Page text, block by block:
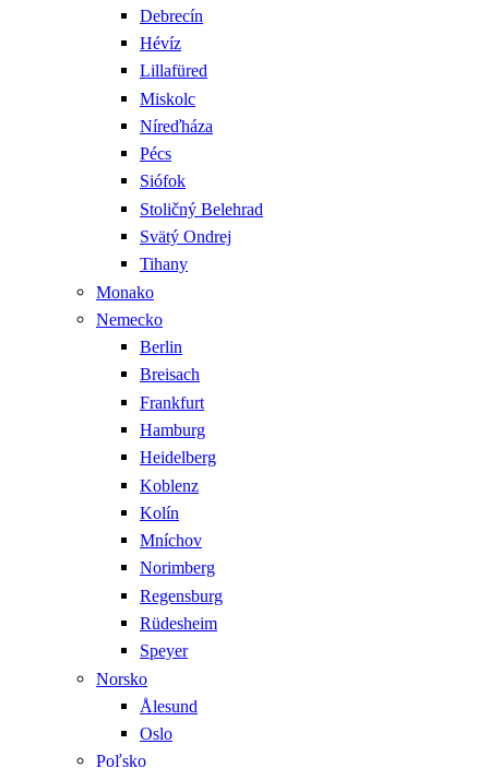
Debrecín
Hévíz
Lillafüred
Miskolc
Níreďháza
Pécs
Siófok
Stoličný Belehrad
Svätý Ondrej
Tihany
Monako
Nemecko
Berlin
Breisach
Frankfurt
Hamburg
Heidelberg
Koblenz
Kolín
Mníchov
Norimberg
Regensburg
Rüdesheim
Speyer
Norsko
Ålesund
Oslo
Poľsko